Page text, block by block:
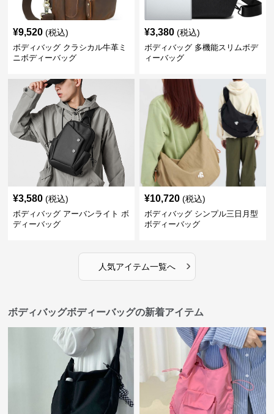
¥9,520 (税込)
ボディバッグ クラシカル牛革ミ
ニボディーバッグ
¥3,380 (税込)
ボディバッグ 多機能スリムボデ
ィーバッグ
¥3,580 (税込)
ボディバッグ アーバンライト ボ
ディーバッグ
¥10,720 (税込)
ボディバッグ シンプル三日月型
ボディーバッグ
人気アイテム一覧へ ›
ボディバッグボディーバッグの新着アイテム